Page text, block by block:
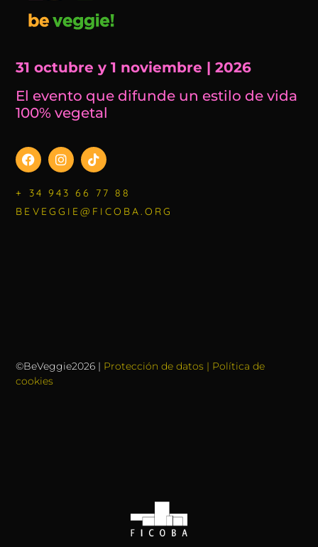
31 octubre y 1 noviembre | 2026
El evento que difunde un estilo de vida
100% vegetal
+ 34 943 66 77 88
BEVEGGIE@FICOBA.ORG
©BeVeggie2026 | Protección de datos | Política de
cookies